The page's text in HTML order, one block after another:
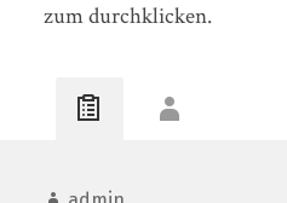
zum durchklicken.